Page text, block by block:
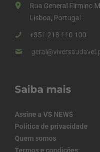
Rua General Firmino
Lisboa, Portugal
+351 218 110 100
Saiba mais
Assine a VS NEWS
Política de privacidade
Quem somos